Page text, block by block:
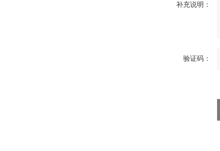
补充说明：
验证码：